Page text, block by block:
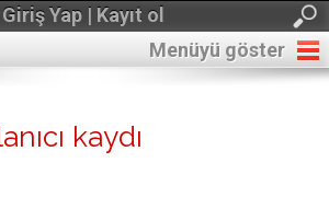
Giriş Yap | Kayıt ol
Menüyü göster
kaydı